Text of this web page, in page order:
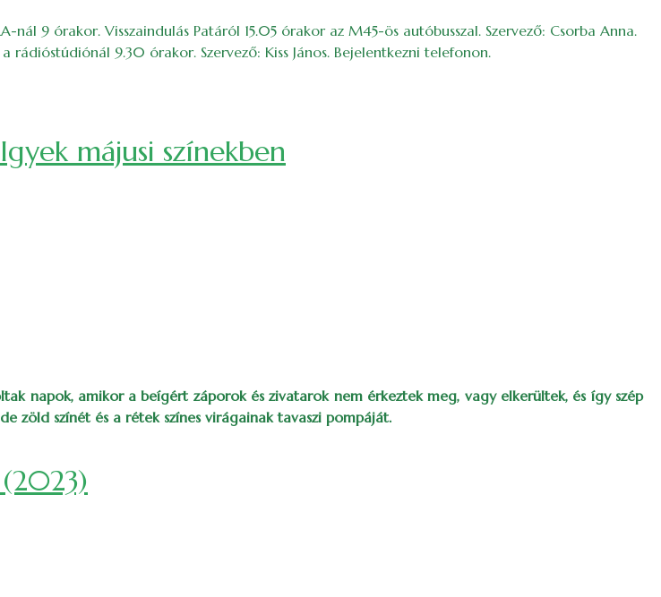
nál 9 órakor. Visszaindulás Patáról 15.05 órakor az M45-ös autóbusszal. Szervező: Csorba Anna.
9.30 órakor. Szervező: Kiss János. Bejelentkezni telefonon.
májusi színekben
napok, amikor a beígért záporok és zivatarok nem érkeztek meg, vagy elkerültek, és így szép
zöld színét és a rétek színes virágainak tavaszi pompáját.